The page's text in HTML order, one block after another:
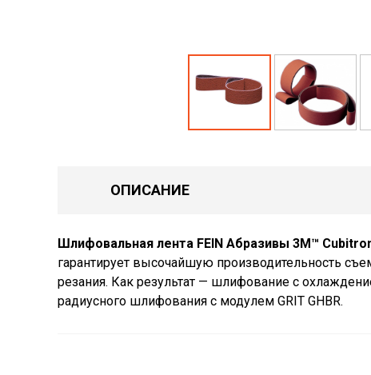
ОПИСАНИЕ
Шлифовальная лента FEIN Абразивы 3M™
гарантирует высочайшую производительность
резания. Как результат — шлифование с
радиусного шлифования с модулем GRIT GHBR.